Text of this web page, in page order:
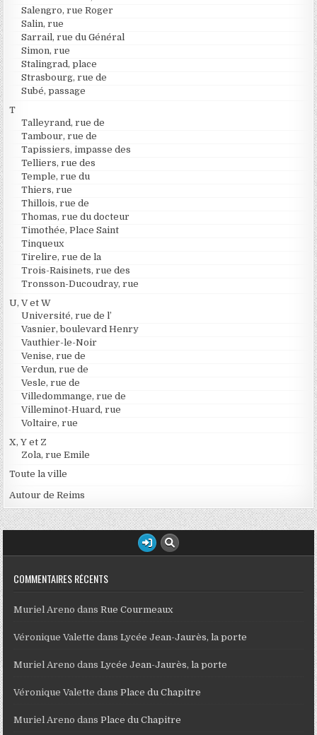
Salengro, rue Roger
Salin, rue
Sarrail, rue du Général
Simon, rue
Stalingrad, place
Strasbourg, rue de
Subé, passage
T
Talleyrand, rue de
Tambour, rue de
Tapissiers, impasse des
Telliers, rue des
Temple, rue du
Thiers, rue
Thillois, rue de
Thomas, rue du docteur
Timothée, Place Saint
Tinqueux
Tirelire, rue de la
Trois-Raisinets, rue des
Tronsson-Ducoudray, rue
U, V et W
Université, rue de l’
Vasnier, boulevard Henry
Vauthier-le-Noir
Venise, rue de
Verdun, rue de
Vesle, rue de
Villedommange, rue de
Villeminot-Huard, rue
Voltaire, rue
X, Y et Z
Zola, rue Emile
Toute la ville
Autour de Reims
COMMENTAIRES RÉCENTS
Muriel Areno dansRue Courmeaux
Véronique Valette dansLycée Jean-Jaurès, la porte
Muriel Areno dansLycée Jean-Jaurès, la porte
Véronique Valette dansPlace du Chapitre
Muriel Areno dansPlace du Chapitre